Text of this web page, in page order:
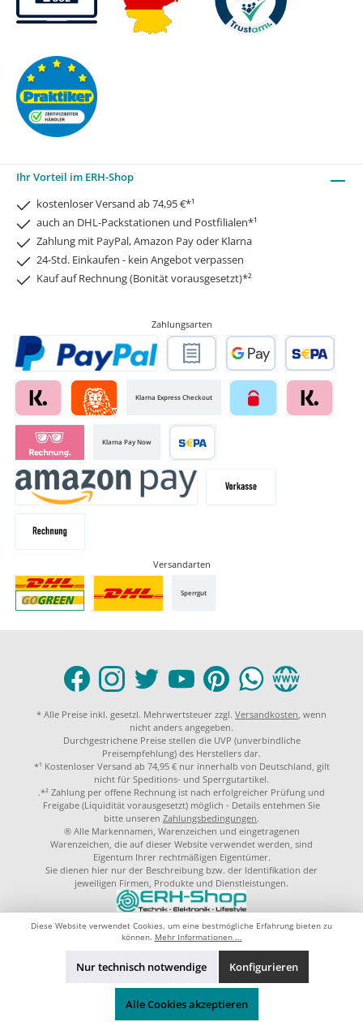
Ihr Vorteil im ERH-Shop
kostenloser Versand ab 74,95 €*¹
auch an DHL-Packstationen und Postfilialen*¹
Zahlung mit PayPal, Amazon Pay oder Klarna
24-Std. Einkaufen - kein Angebot verpassen
Kauf auf Rechnung (Bonität vorausgesetzt)*²
Zahlungsarten
Klarna Express Checkout
Klarna Pay Now
Versandarten
Sperrgut
* Alle Preise inkl. gesetzl. Mehrwertsteuer zzgl. Versandkosten, wenn
nicht anders angegeben.
Durchgestrichene Preise stellen die UVP (unverbindliche
Preisempfehlung) des Herstellers dar.
*¹ Kostenloser Versand ab 74,95 € nur innerhalb von Deutschland, gilt
nicht für Speditions- und Sperrgutartikel.
.*² Zahlung per offene Rechnung ist nach erfolgreicher Prüfung und
Freigabe (Liquidität vorausgesetzt) möglich - Details entehmen Sie
bitte unseren Zahlungsbedingungen.
® Alle Markennamen, Warenzeichen und eingetragenen
Warenzeichen, die auf dieser Website verwendet werden, sind
Eigentum Ihrer rechtmäßigen Eigentümer.
Sie dienen hier nur der Beschreibung bzw. der Identifikation der
jeweiligen Firmen, Produkte und Dienstleistungen.
Diese Website verwendet Cookies, um eine bestmögliche Erfahrung bieten zu
können. Mehr Informationen ...
Nur technisch notwendige Konfigurieren
Alle Cookies akzeptieren